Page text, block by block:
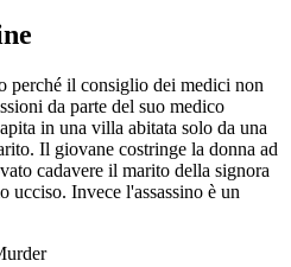
perché il consiglio dei medici non
da parte del suo medico
in una villa abitata solo da una
Il giovane costringe la donna ad
cadavere il marito della signora
ucciso. Invece l'assassino è un